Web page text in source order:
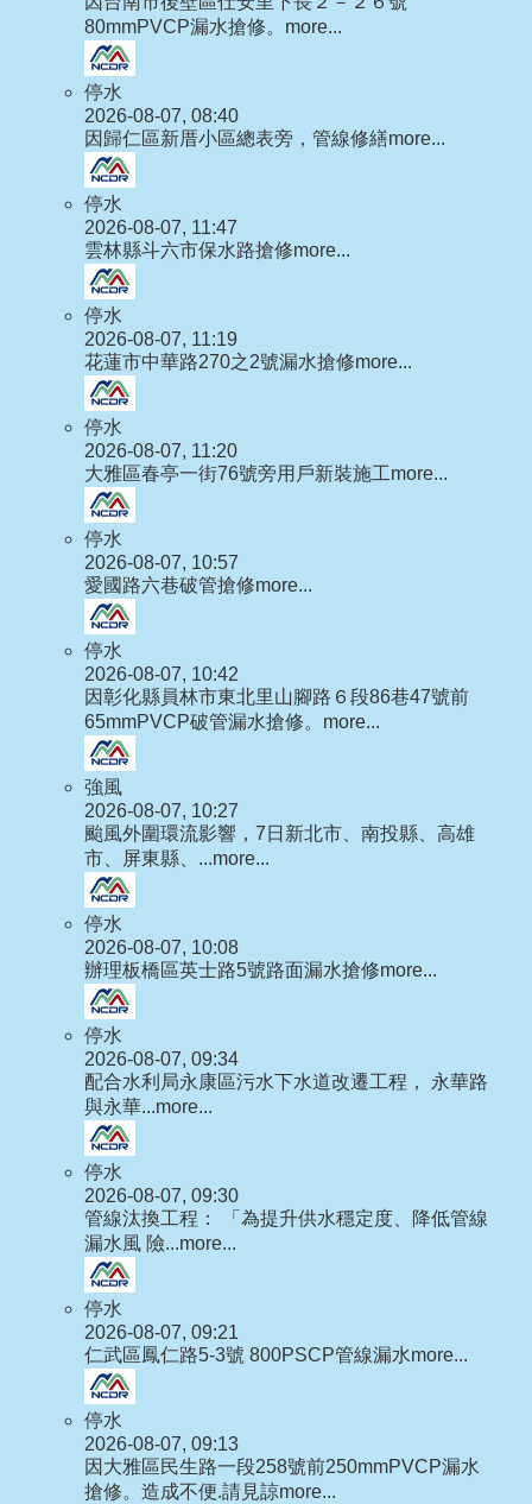
80mmPVCP漏水搶修。 more...
停水
2026-08-07, 08:40
因歸仁區新厝小區總表旁，管線修繕more...
停水
2026-08-07, 11:47
雲林縣斗六市保水路搶修more...
停水
2026-08-07, 11:19
花蓮市中華路270之2號漏水搶修more...
停水
2026-08-07, 11:20
大雅區春亭一街76號旁用戶新裝施工more...
停水
2026-08-07, 10:57
愛國路六巷破管搶修more...
停水
2026-08-07, 10:42
因彰化縣員林市東北里山腳路６段86巷47號前
65mmPVCP破管漏水搶修。 more...
強風
2026-08-07, 10:27
颱風外圍環流影響，7日新北市、南投縣、高雄
市、屏東縣、...more...
停水
2026-08-07, 10:08
辦理板橋區英士路5號路面漏水搶修more...
停水
2026-08-07, 09:34
配合水利局永康區污水下水道改遷工程， 永華路
與永華...more...
停水
2026-08-07, 09:30
管線汰換工程： 「為提升供水穩定度、降低管線
漏水風 險...more...
停水
2026-08-07, 09:21
仁武區鳳仁路5-3號 800PSCP管線漏水more...
停水
2026-08-07, 09:13
因大雅區民生路一段258號前250mmPVCP漏水
搶修。造成不便.請見諒more...